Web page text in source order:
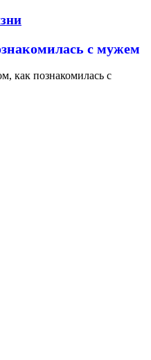
с мужем
как познакомилась с